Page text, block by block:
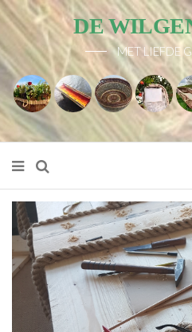
DE
MET LIEFDE